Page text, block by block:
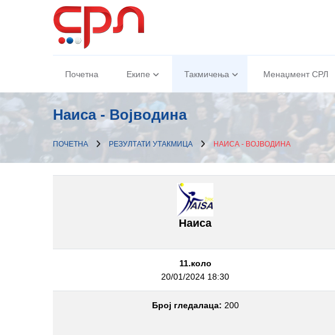
Почетна Екипе Такмичења Менаџмент СРЛ
Наиса - Војводина
ПОЧЕТНА РЕЗУЛТАТИ УТАКМИЦА НАИСА - ВОЈВОДИНА
Наиса
11.коло
20/01/2024 18:30
Број гледалаца: 200